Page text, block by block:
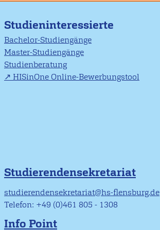
Studieninteressierte
Bachelor-Studiengänge
Master-Studiengänge
Studienberatung
HISinOne Online-Bewerbungstool
Studierendensekretariat
studierendensekretariat@hs-flensburg.de
Telefon: +49 (0)461 805 - 1308
Info Point